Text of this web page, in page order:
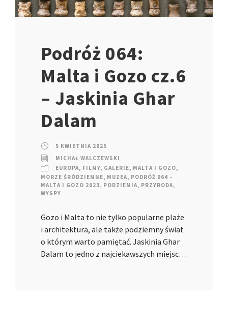
Podróż 064:
Malta i Gozo cz.6
– Jaskinia Ghar
Dalam
5 KWIETNIA 2025
MICHAŁ WALCZEWSKI
EUROPA, FILMY, GALERIE, MALTA I GOZO,
MORZE ŚRÓDZIEMNE, MUZEA, PODRÓŻ 064 –
MALTA I GOZO 2023, PODZIEMIA, PRZYRODA,
WYSPY
Gozo i Malta to nie tylko popularne plaże
i architektura, ale także podziemny świat
o którym warto pamiętać. Jaskinia Ghar
Dalam to jedno z najciekawszych miejsc…